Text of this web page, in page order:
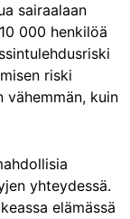
sairaalaan
000 henkilöä
riski
kuin
yhteydessä.
elämässä